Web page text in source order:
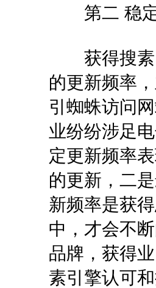
第二 稳定
获得搜素
的更新频率
引蜘蛛访问
业纷纷涉足
定更新频率
的更新，二
新频率是获
中，才会不
品牌，获得
素引擎认可